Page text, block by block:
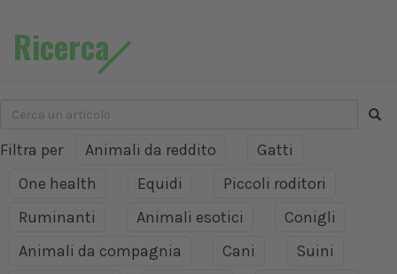
Ricerca
Filtra per Animali da reddito
Gatti
One health
Equidi
Piccoli roditori
Ruminanti
Animali esotici
Conigli
Animali da compagnia
Cani
Suini